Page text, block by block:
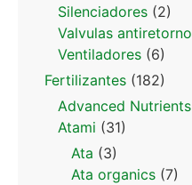
Silenciadores (2)
Valvulas antiretorno
Ventiladores (6)
Fertilizantes (182)
Advanced Nutrients
Atami (31)
Ata (3)
Ata organics (7)